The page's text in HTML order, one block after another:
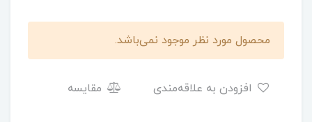
محصول مورد نظر موجود نمی‌باشد.
مقایسه